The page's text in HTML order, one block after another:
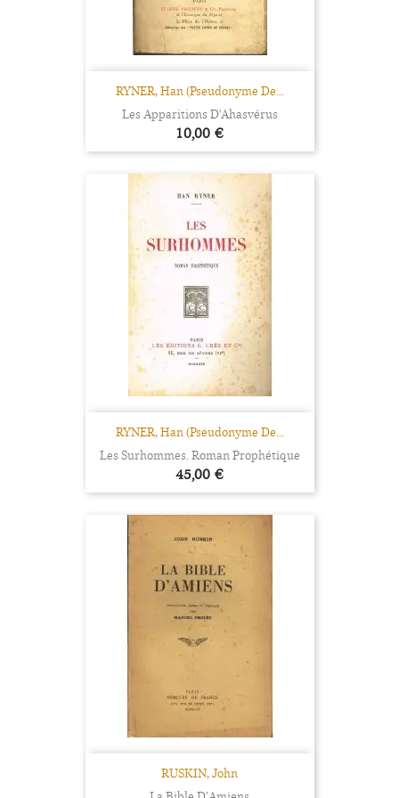
RYNER, Han (Pseudonyme De...
Les Apparitions D'Ahasvérus
Prix
10,00 €
RYNER, Han (Pseudonyme De...
Les Surhommes. Roman Prophétique
Prix
45,00 €
RUSKIN, John